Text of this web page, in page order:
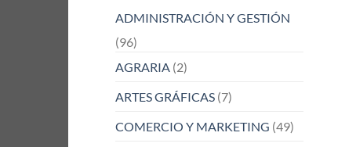
ADMINISTRACIÓN Y GESTIÓN
(96)
AGRARIA (2)
ARTES GRÁFICAS (7)
COMERCIO Y MARKETING (49)